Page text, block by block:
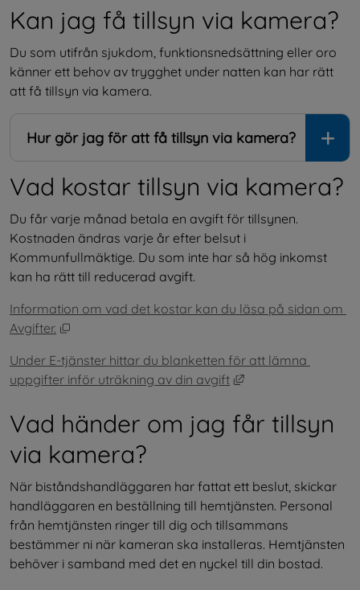
Kan jag få tillsyn via kamera?
Du som utifrån sjukdom, funktionsnedsättning eller oro
känner ett behov av trygghet under natten kan har rätt
att få tillsyn via kamera.
Hur gör jag för att få tillsyn via kamera?
Vad kostar tillsyn via kamera?
Du får varje månad betala en avgift för tillsynen.
Kostnaden ändras varje år efter belsut i
Kommunfullmäktige. Du som inte har så hög inkomst
kan ha rätt till reducerad avgift.
Information om vad det kostar kan du läsa på sidan om
Avgifter.
Under E-tjänster hittar du blanketten för att lämna
uppgifter inför uträkning av din avgift
Länk till annan
Vad händer om jag får tillsyn
via kamera?
När biståndshandläggaren har fattat ett beslut, skickar
handläggaren en beställning till hemtjänsten. Personal
från hemtjänsten ringer till dig och tillsammans
bestämmer ni när kameran ska installeras. Hemtjänsten
behöver i samband med det en nyckel till din bostad.